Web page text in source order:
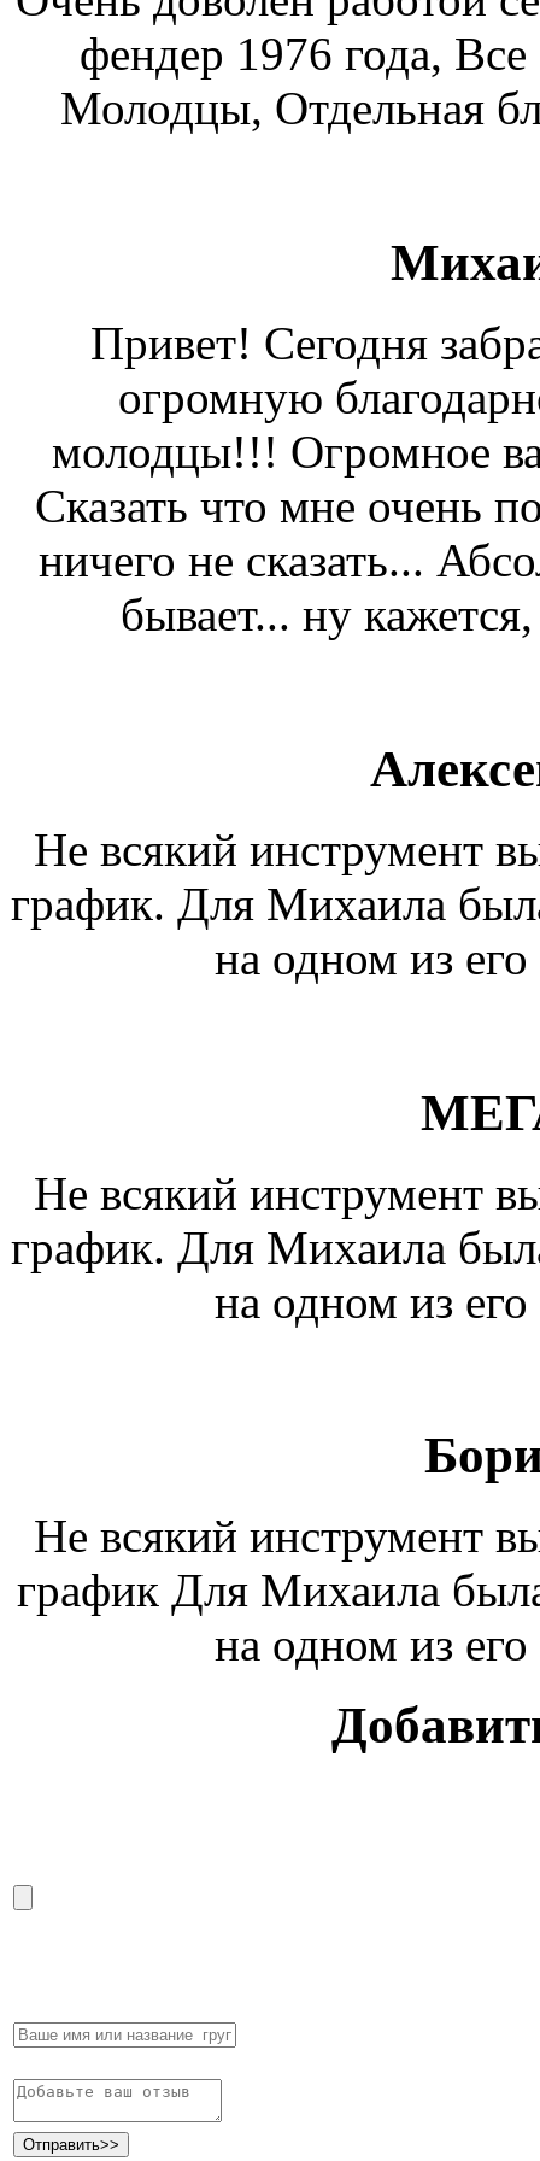
фендер 1976 года,
Молодцы, Отдельная
Привет! Сегодня
огромную
молодцы!!! Огромное
Сказать что мне очень
ничего не сказать...
бывает... ну
Не всякий инструмент
график. Для Михаила
на одном из
Не всякий инструмент
график. Для Михаила
на одном из
Не всякий инструмент
график Для Михаила
на одном из